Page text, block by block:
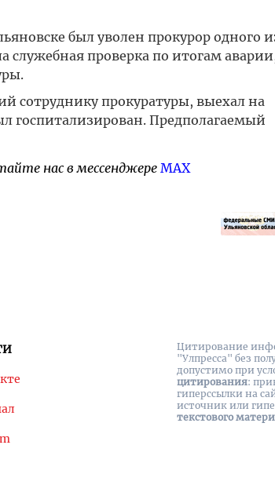
был уволен прокурор одного
служебная проверка по итогам
сотруднику прокуратуры, выехал на
госпитализирован. Предполагаемый
нас в мессенджере MAX
Цитирование
"Улпресса" без
допустимо при
цитирования:
гиперссылки на
источник или
текстового